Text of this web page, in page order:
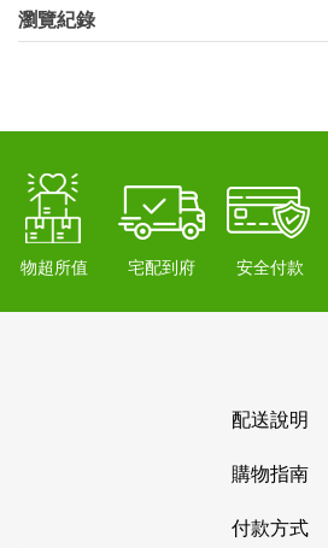
瀏覽紀錄
物超所值 宅配到府 安全付款
配送說明
購物指南
付款方式